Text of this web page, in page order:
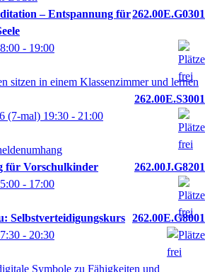
– Entspannung für262.00E.G0301
- 19:00
262.00E.S3001
(7-mal) 19:30 - 21:00
für Vorschulkinder
262.00J.G8201
- 17:00
Selbstverteidigungskurs 262.00E.G8001
- 20:30